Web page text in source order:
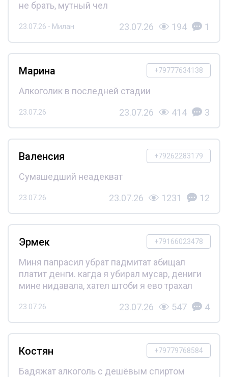
не брать, мутный чел
23.07.26 - Милан 23.07.26 194 1
+79777634138
Марина
Алкоголик в последней стадии
23.07.26 23.07.26 414 3
+79262283179
Валенсия
Сумашедший неадекват
23.07.26 23.07.26 1231 12
+79166023478
Эрмек
Миня папрасил убрат падмитат абищал
платит денги. кагда я убирал мусар, дениги
мине нидавала, хател штоби я ево трахал
23.07.26 23.07.26 547 4
+79779768584
Костян
Бадяжат алкоголь с дешёвым спиртом